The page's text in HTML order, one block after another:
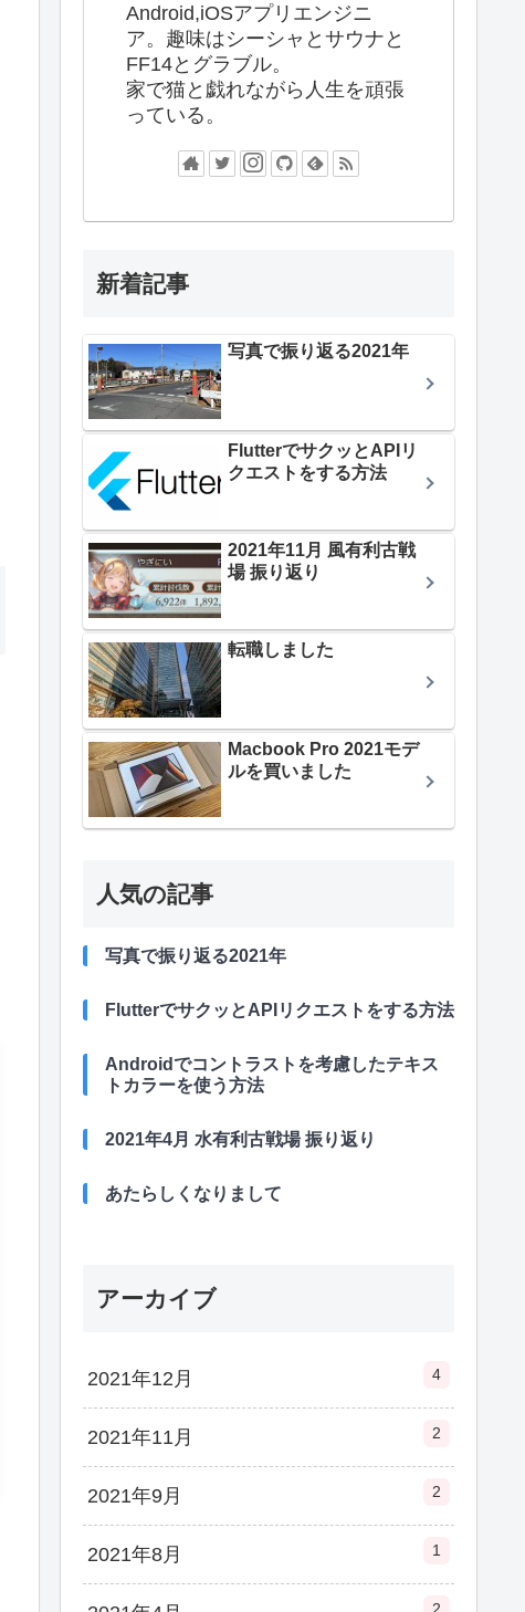
Android,iOSアプリエンジニ
ア。趣味はシーシャとサウナと
FF14とグラブル。
家で猫と戯れながら人生を頑張
っている。
新着記事
写真で振り返る2021年
FlutterでサクッとAPIリ
クエストをする方法
2021年11月 風有利古戦
場 振り返り
転職しました
Macbook Pro 2021モデ
ルを買いました
人気の記事
写真で振り返る2021年
FlutterでサクッとAPIリクエストをする方法
Androidでコントラストを考慮したテキス
トカラーを使う方法
2021年4月 水有利古戦場 振り返り
あたらしくなりまして
アーカイブ
2021年12月 4
2021年11月 2
2021年9月 2
2021年8月 1